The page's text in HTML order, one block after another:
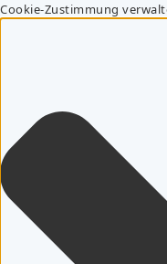
Cookie-Zustimmung